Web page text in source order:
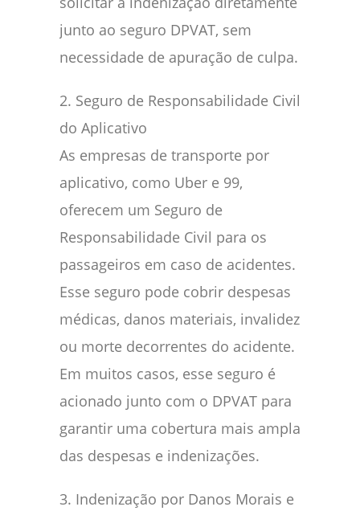
junto ao seguro DPVAT, sem
necessidade de apuração de culpa.
2. Seguro de Responsabilidade Civil
do Aplicativo
As empresas de transporte por
aplicativo, como Uber e 99,
oferecem um Seguro de
Responsabilidade Civil para os
passageiros em caso de acidentes.
Esse seguro pode cobrir despesas
médicas, danos materiais, invalidez
ou morte decorrentes do acidente.
Em muitos casos, esse seguro é
acionado junto com o DPVAT para
garantir uma cobertura mais ampla
das despesas e indenizações.
3. Indenização por Danos Morais e